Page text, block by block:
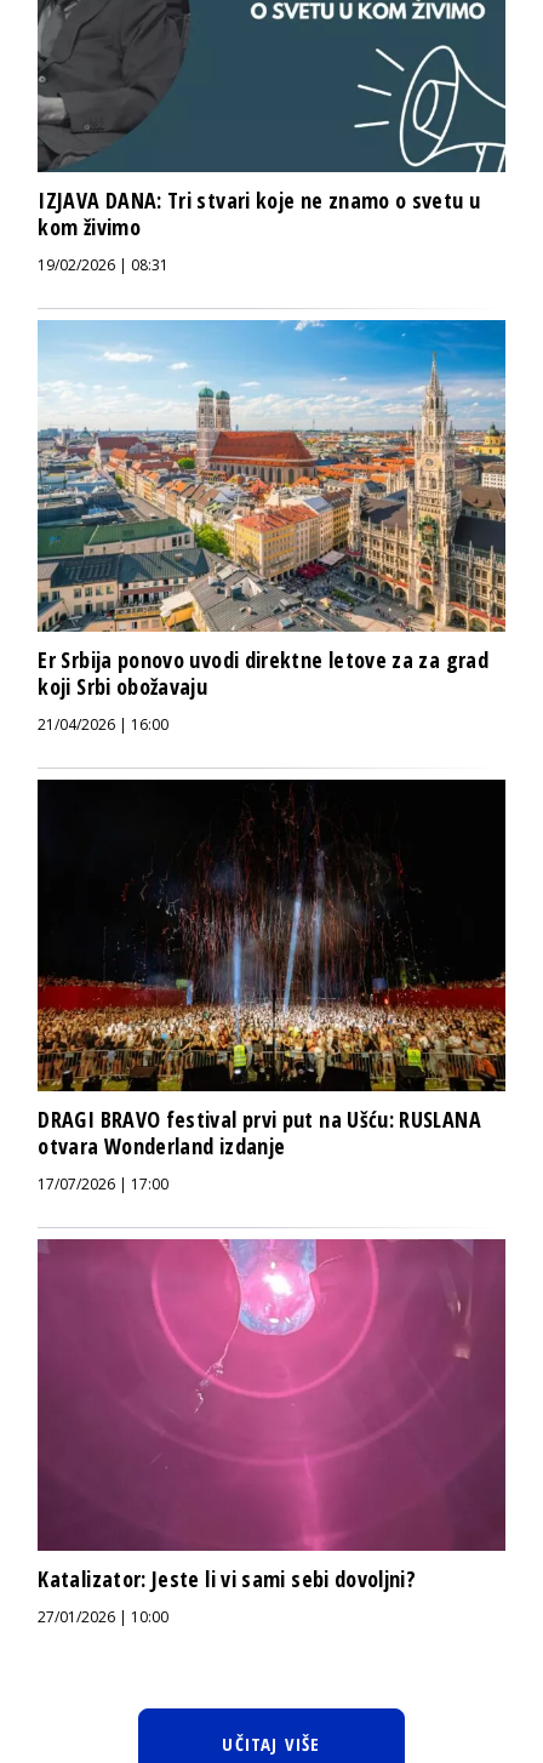
IZJAVA DANA: Tri stvari koje ne znamo o svetu u
kom živimo
19/02/2026 | 08:31
Er Srbija ponovo uvodi direktne letove za za grad
koji Srbi obožavaju
21/04/2026 | 16:00
DRAGI BRAVO festival prvi put na Ušću: RUSLANA
otvara Wonderland izdanje
17/07/2026 | 17:00
Katalizator: Jeste li vi sami sebi dovoljni?
27/01/2026 | 10:00
UČITAJ VIŠE